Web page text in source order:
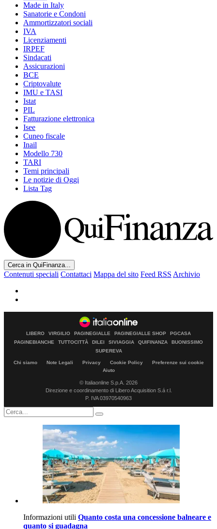
Made in Italy
Sanatorie e Condoni
Ammortizzatori sociali
IVA
Licenziamenti
IRPEF
Sindacati
Assicurazioni
BCE
Criptovalute
IMU e TASI
Istat
PIL
Fatturazione elettronica
Isee
Cuneo fiscale
Inail
Modello 730
TARI
Temi principali
Le notizie di Oggi
Lista Tag
Cerca in QuiFinanza...
Contenuti speciali Contattaci Mappa del sito Feed RSS Archivio
LIBERO VIRGILIO PAGINEGIALLE PAGINEGIALLE SHOP
PGCASA
PAGINEBIANCHE
TUTTOCITTÀ DILEI SIVIAGGIA QUIFINANZA
BUONISSIMO
SUPEREVA
Chi siamo Note Legali Privacy Cookie Policy
Preferenze sui cookie
Aiuto
© Italiaonline S.p.A. 2026
Direzione e coordinamento di Libero Acquisition S.á r.l.
P. IVA 03970540963
Informazioni utili Quanto costa una concessione balneare e
quanto si guadagna